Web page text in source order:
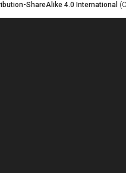
ShareAlike 4.0 International